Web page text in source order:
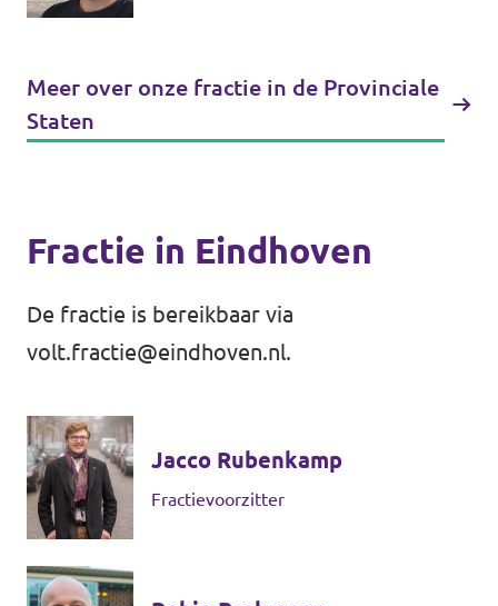
Meer over onze fractie in de Provinciale
Staten
Fractie in Eindhoven
De fractie is bereikbaar via
volt.fractie@eindhoven.nl.
Jacco Rubenkamp
Fractievoorzitter